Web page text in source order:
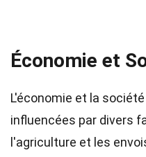
Économie et
L'économie et la
influencées par divers
l'agriculture et les